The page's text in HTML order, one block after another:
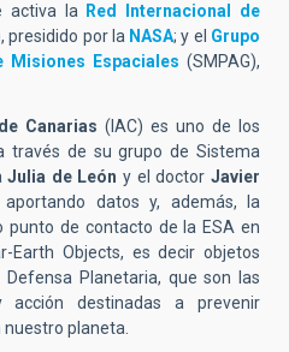
activa la Red Internacional de
presidido por la NASA; y el Grupo
Espaciales (SMPAG),
Canarias (IAC) es uno de los
través de su grupo de Sistema
Julia de León y el doctorJavier
datos y, además, la
punto de contacto de la ESA en
Earth Objects, es decir objetos
Planetaria, que son las
acción destinadas a prevenir
planeta.